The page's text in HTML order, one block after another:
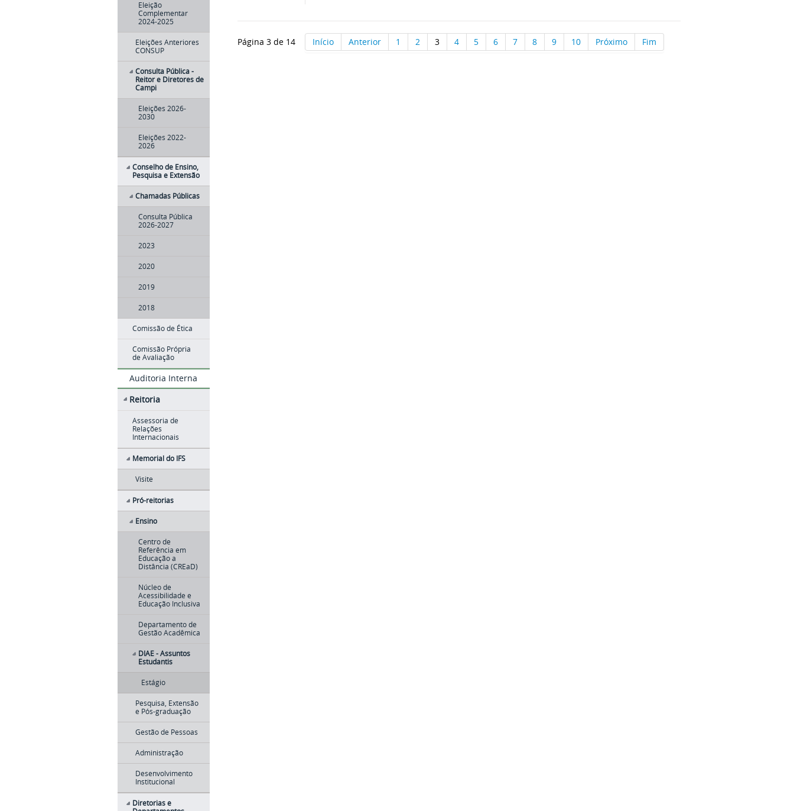
Eleição
Complementar
2024-2025
Eleições Anteriores
CONSUP
Consulta Pública -
Reitor e Diretores de
Campi
Eleições 2026-
2030
Eleições 2022-
2026
Conselho de Ensino,
Pesquisa e Extensão
Chamadas Públicas
Consulta Pública
2026-2027
2023
2020
2019
2018
Comissão de Ética
Comissão Própria
de Avaliação
Auditoria Interna
Reitoria
Assessoria de
Relações
Internacionais
Memorial do IFS
Visite
Pró-reitorias
Ensino
Centro de
Referência em
Educação a
Distância (CREaD)
Núcleo de
Acessibilidade e
Educação Inclusiva
Departamento de
Gestão Acadêmica
DIAE - Assuntos
Estudantis
Estágio
Pesquisa, Extensão
e Pós-graduação
Gestão de Pessoas
Administração
Desenvolvimento
Institucional
Diretorias e
Página 3 de 14 Início Anterior 1 2 3 4 5 6 7 8 9 10 Próximo Fim